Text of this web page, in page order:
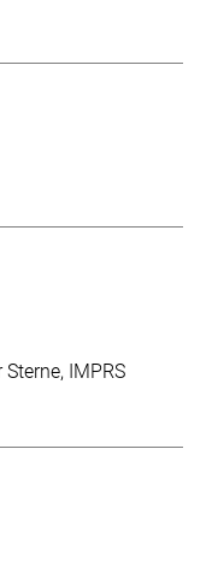
Sterne IMPRS